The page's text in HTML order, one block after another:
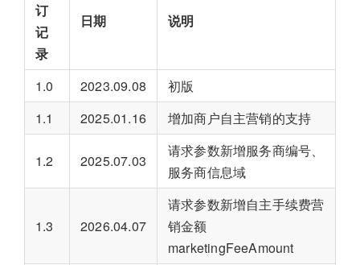
订
记
录
日期 说明
1.0 2023.09.08
初版
1.1
2025.01.16 增加商户自主营销的支持
1.2 2025.07.03
请求参数新增服务商编号、
服务商信息域
1.3 2026.04.07
请求参数新增自主手续费营
销金额
marketingFeeAmount